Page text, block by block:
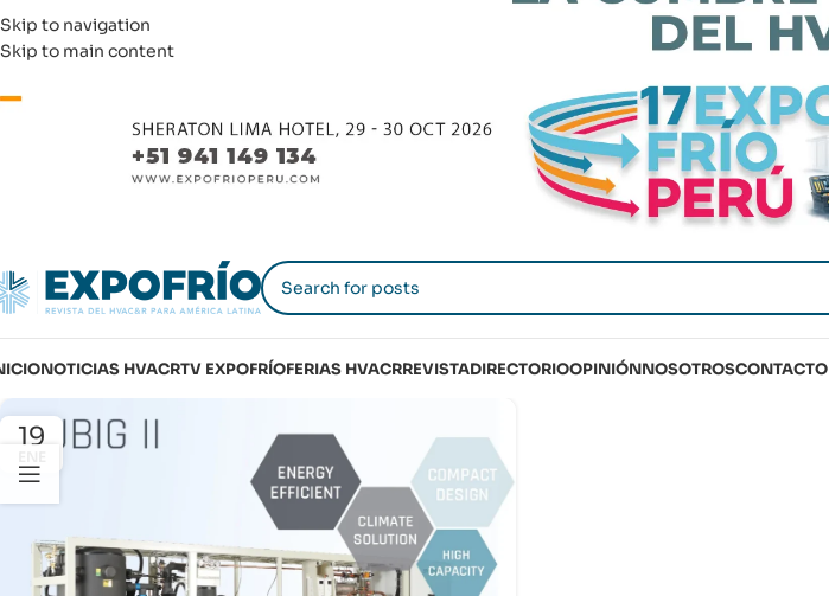
Skip to navigation
Skip to main content
NOTICIAS HVACRTV EXPOFRÍOFERIAS HVACRREVISTADIRECTORIOOPINIÓNNOSOTROSCONTACTO
19